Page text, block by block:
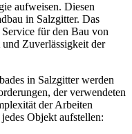
aufweisen. Diesen
in Salzgitter. Das
für den Bau von
Zuverlässigkeit der
in Salzgitter werden
der verwendeten
der Arbeiten
Objekt aufstellen: